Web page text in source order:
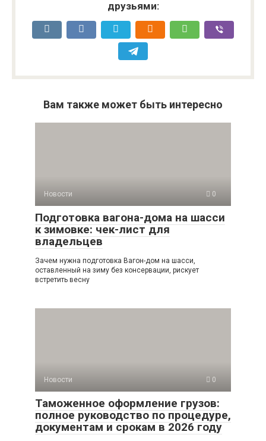
друзьями:
Вам также может быть интересно
Новости 0
Подготовка вагона-дома на шасси
к зимовке: чек-лист для
владельцев
Зачем нужна подготовка Вагон-дом на шасси,
оставленный на зиму без консервации, рискует
встретить весну
Новости 0
Таможенное оформление грузов:
полное руководство по процедуре,
документам и срокам в 2026 году